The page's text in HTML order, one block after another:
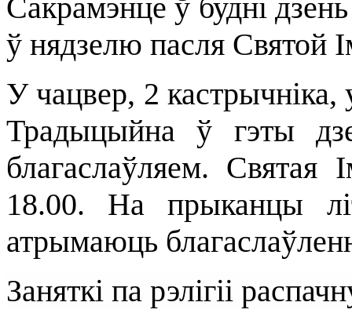
Сакрамэнце ў будні
ў нядзелю пасля Святой
У чацвер, 2
Традыцыйна ў гэты
благаслаўляем. Святая
18.00. На прыканцы
атрымаюць
Заняткі па рэлігіі